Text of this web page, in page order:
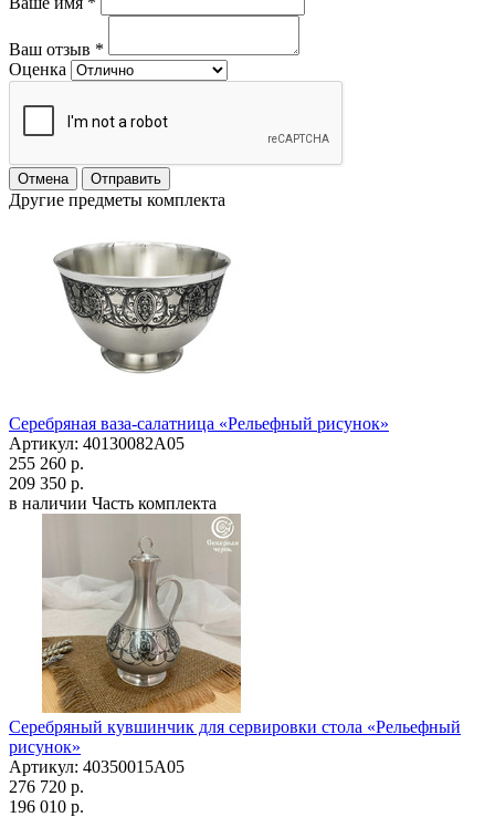
Ваш отзыв *
Оценка
Отмена Отправить
Другие предметы комплекта
Серебряная ваза-салатница «Рельефный рисунок»
Артикул: 40130082А05
255 260 р.
209 350 р.
в наличии Часть комплекта
Серебряный кувшинчик для сервировки стола «Рельефный
рисунок»
Артикул: 40350015А05
276 720 р.
196 010 р.